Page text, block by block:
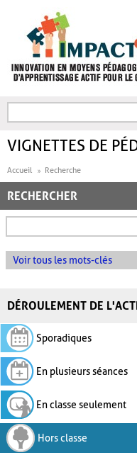
FORMULAIRE DE
VIGNETTES DE
Accueil Recherche
RECHERCHER
Voir tous les mots-clés
DÉROULEMENT DE
Sporadiques
En plusieurs séances
En classe seulement
Hors classe